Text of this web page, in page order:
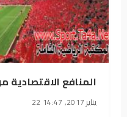
المنافع الاقتصادية
22 يناير 2017, 14:47